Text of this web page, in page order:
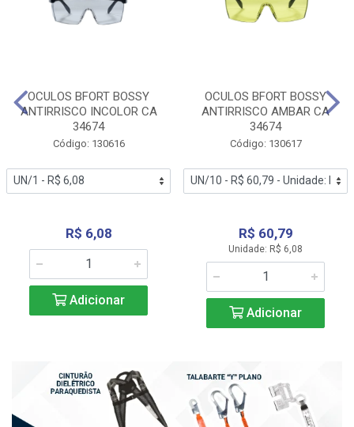
OCULOS BFORT BOSSY
ANTIRRISCO INCOLOR CA
34674
Código: 130616
R$ 6,08
Adicionar
OCULOS BFORT BOSSY
ANTIRRISCO AMBAR CA
34674
Código: 130617
R$ 60,79
Unidade: R$ 6,08
Adicionar